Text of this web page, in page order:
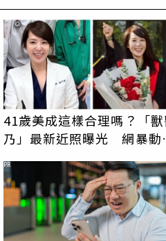
41歲美成這樣合理嗎？「
乃」最新近照曝光 網暴動
PR